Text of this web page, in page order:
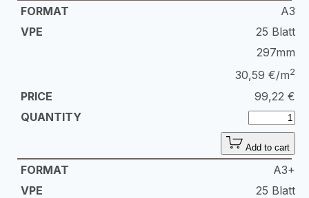
A3
25 Blatt
297mm
30,59 €/m2
99,22 €
Add to cart
A3+
25 Blatt